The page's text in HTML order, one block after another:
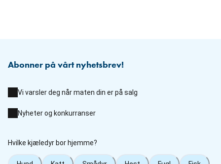
Abonner på vårt nyhetsbrev!
Vi varsler deg når maten din er på salg
Nyheter og konkurranser
Hvilke kjæledyr bor hjemme?